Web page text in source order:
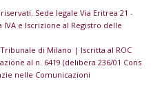
Sede legale Via Eritrea 21 -
e Iscrizione al Registro delle
di Milano | Iscritta al ROC
al n. 6419 (delibera 236/01 Cons
nelle Comunicazioni